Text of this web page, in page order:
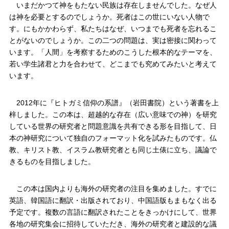
いまだかつて神をもたない民族は存在しませんでした。なぜ人
は神を必要とするのでしょうか。死者はこの世にいない人物で
す。にもかかわらず、私たちはなぜ、いつまでも死者を忘れるこ
とがないのでしょうか。この二つの問題は、実は密接に関わって
います。「人間」を考察するためのこうした根本的なテーマを、
若い学生諸君と力を合わせて、どこまでも究めてみたいと考えて
います。
2012年に『ヒトガミ信仰の系譜』（岩田書院）という著書を上
梓しました。この本は、超越的な存在（広い意味での神）を研究
している世界の研究者と問題意識を共有できる形を目指して、日
本の神研究について独自のフォーマット化を試みたものです。仏
教、キリスト教、イスラム教研究者とも同じ土俵に立ち、議論で
きるものを目指しました。
この本は国内よりも海外の研究者の注目を集めました。すでに
英語、韓国語に翻訳・出版されており、中国語版もまもなく出る
予定です。複数の言語に翻訳されたことをきっかけにして、世界
各地の研究集会に招待していただき、海外の研究者と建設的な議